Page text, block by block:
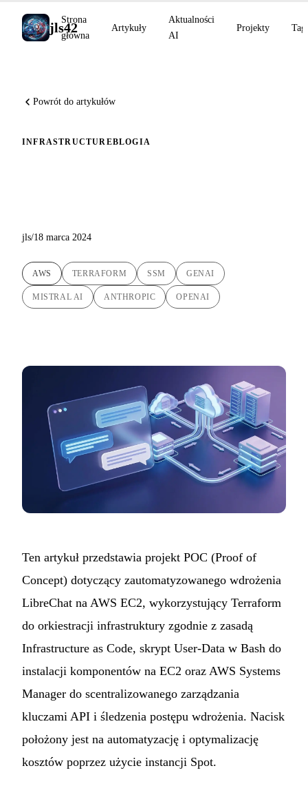
jls42
Strona
główna
Artykuły
Aktualności
AI
Projekty Tagi
Powrót do artykułów
INFRASTRUCTUREBLOGIA
jls/18 marca 2024
AWS TERRAFORM SSM GENAI
MISTRAL AI ANTHROPIC OPENAI
Ten artykuł przedstawia projekt POC (Proof of
Concept) dotyczący zautomatyzowanego wdrożenia
LibreChat na AWS EC2, wykorzystujący Terraform
do orkiestracji infrastruktury zgodnie z zasadą
Infrastructure as Code, skrypt User-Data w Bash do
instalacji komponentów na EC2 oraz AWS Systems
Manager do scentralizowanego zarządzania
kluczami API i śledzenia postępu wdrożenia. Nacisk
położony jest na automatyzację i optymalizację
kosztów poprzez użycie instancji Spot.